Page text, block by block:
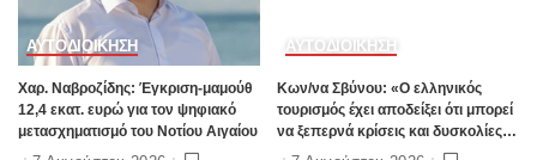
ΑΥΤΟΔΙΟΙΚΗΣΗ
Χαρ. Ναβροζίδης: Έγκριση-μαμούθ
12,4 εκατ. ευρώ για τον ψηφιακό
μετασχηματισμό του Νοτίου Αιγαίου
ΑΥΤΟΔΙΟΙΚΗΣΗ
Kων/να Σβύνου: «Ο ελληνικός
τουρισμός έχει αποδείξει ότι μπορεί
να ξεπερνά κρίσεις και δυσκολίες»
Πηγή:www.dimokratiki.gr